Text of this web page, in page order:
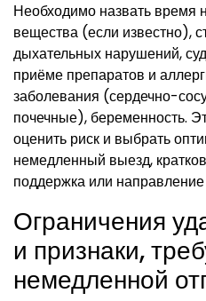
Необходимо назвать время
вещества (если известно),
дыхательных нарушений,
приёме препаратов и
заболевания (сердечно-
почечные), беременность.
оценить риск и выбрать
немедленный выезд,
поддержка или
Ограничения
и признаки,
немедленной